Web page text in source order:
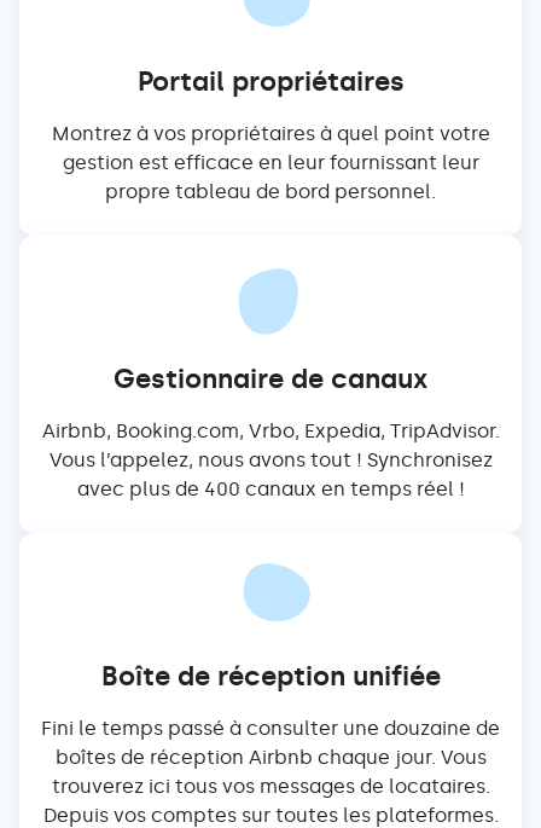
Portail propriétaires
Montrez à vos propriétaires à quel point votre
gestion est efficace en leur fournissant leur
propre tableau de bord personnel.
Gestionnaire de canaux
Airbnb, Booking.com, Vrbo, Expedia, TripAdvisor.
Vous l’appelez, nous avons tout ! Synchronisez
avec plus de 400 canaux en temps réel !
Boîte de réception unifiée
Fini le temps passé à consulter une douzaine de
boîtes de réception Airbnb chaque jour. Vous
trouverez ici tous vos messages de locataires.
Depuis vos comptes sur toutes les plateformes.